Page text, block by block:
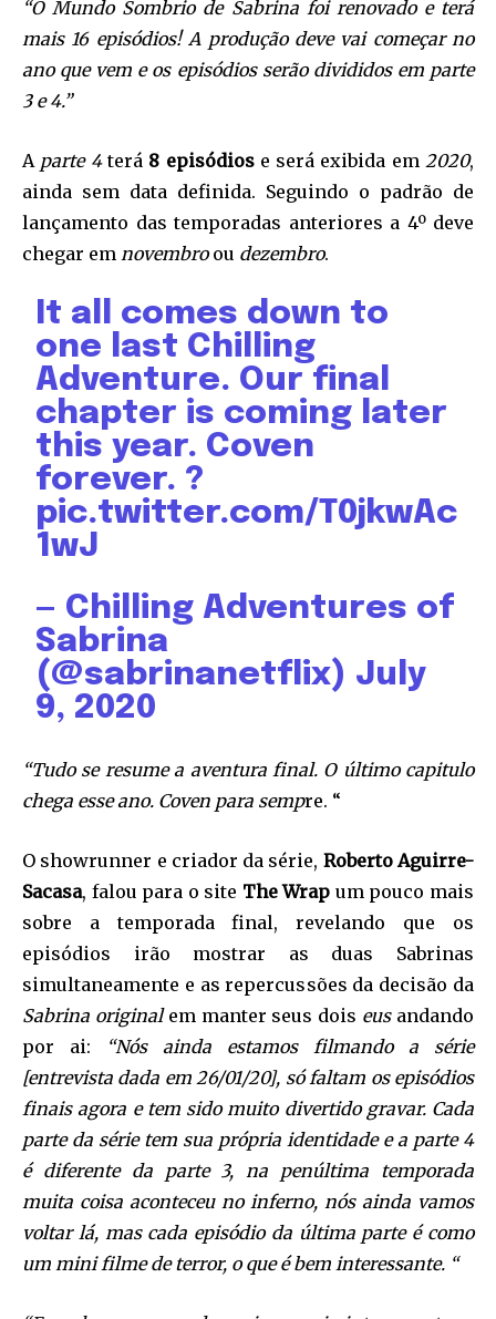
“O Mundo Sombrio de Sabrina foi renovado e terá
mais 16 episódios! A produção deve vai começar no
ano que vem e os episódios serão divididos em parte
3 e 4.”
A parte 4terá 8 episódiose será exibida em 2020,
ainda sem data definida. Seguindo o padrão de
lançamento das temporadas anteriores a 4º deve
chegar em novembroou dezembro.
It all comes down to
one last Chilling
Adventure. Our final
chapter is coming later
this year. Coven
forever. ?
pic.twitter.com/T0jkwAc
1wJ
— Chilling Adventures of
Sabrina
(@sabrinanetflix) July
9, 2020
“Tudo se resume a aventura final. O último capitulo
chega esse ano. Coven para sempre. “
O showrunner e criador da série, Roberto Aguirre-
Sacasa, falou para o site The Wrap um pouco mais
sobre a temporada final, revelando que os
episódios irão mostrar as duas Sabrinas
simultaneamente e as repercussões da decisão da
Sabrina originalem manter seus dois eus andando
por ai:
“Nós ainda estamos filmando a série
[entrevista dada em 26/01/20], só faltam os episódios
finais agora e tem sido muito divertido gravar. Cada
parte da série tem sua própria identidade e a parte 4
é diferente da parte 3, na penúltima temporada
muita coisa aconteceu no inferno, nós ainda vamos
voltar lá, mas cada episódio da última parte é como
um mini filme de terror, o que é bem interessante. “